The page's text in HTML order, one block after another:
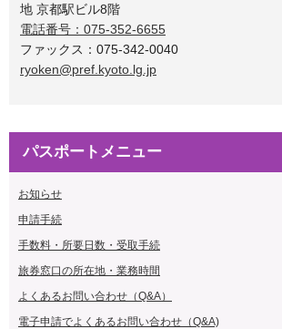
地 京都駅ビル8階
電話番号：075-352-6655
ファックス：075-342-0040
ryoken@pref.kyoto.lg.jp
パスポートメニュー
お知らせ
申請手続
手数料・所要日数・受取手続
旅券窓口の所在地・業務時間
よくあるお問い合わせ（Q&A）
電子申請でよくあるお問い合わせ（Q&A)